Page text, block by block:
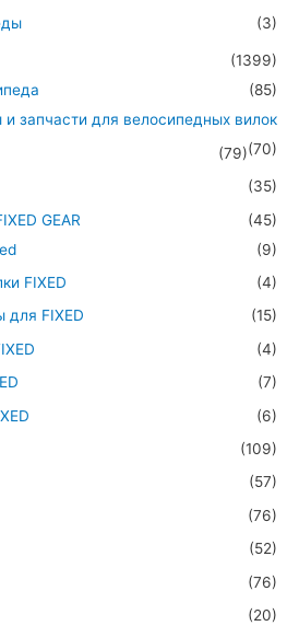
(3)
(1399)
(85)
запчасти для велосипедных вилок
(70)
(79)
(35)
GEAR
(45)
(9)
FIXED
(4)
для FIXED
(15)
(4)
(7)
(6)
(109)
(57)
(76)
(52)
(76)
(20)